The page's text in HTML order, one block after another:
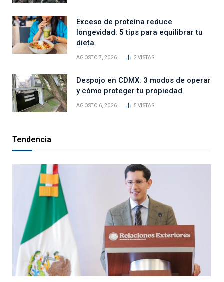
Exceso de proteína reduce
longevidad: 5 tips para equilibrar tu
dieta
AGOSTO 7, 2026 2VISTAS
Despojo en CDMX: 3 modos de operar
y cómo proteger tu propiedad
AGOSTO 6, 2026 5VISTAS
Tendencia